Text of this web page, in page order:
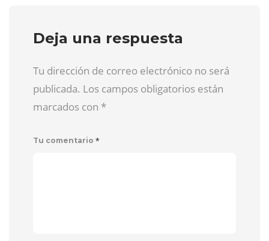
Deja una respuesta
Tu dirección de correo electrónico no será
publicada. Los campos obligatorios están
marcados con *
Tu comentario *